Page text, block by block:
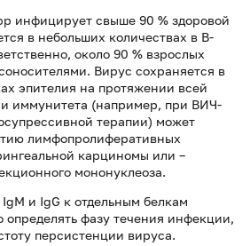
инфицирует свыше 90 % здоровой
в небольших количествах в В-
около 90 % взрослых
Вирус сохраняется в
эпителия на протяжении всей
иммунитета (например, при ВИЧ-
терапии) может
лимфопролиферативных
карциномы или –
мононуклеоза.
и IgG к отдельным белкам
определять фазу течения инфекции,
персистенции вируса.